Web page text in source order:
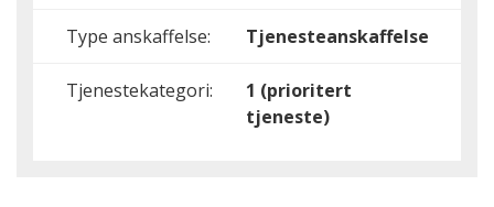
Type anskaffelse: Tjenesteanskaffelse
Tjenestekategori:
1 (prioritert
tjeneste)